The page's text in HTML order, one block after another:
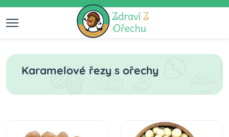
Karamelové řezy s ořechy